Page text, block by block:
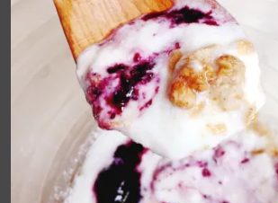
你一天的美好早晨～
UrMart 為你打造理想生活